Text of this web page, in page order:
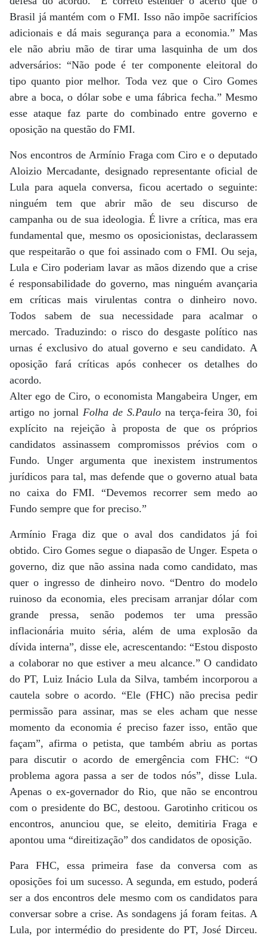
Brasil já mantém com o FMI. Isso não impõe sacrifícios
adicionais e dá mais segurança para a economia.” Mas
ele não abriu mão de tirar uma lasquinha de um dos
adversários: “Não pode é ter componente eleitoral do
tipo quanto pior melhor. Toda vez que o Ciro Gomes
abre a boca, o dólar sobe e uma fábrica fecha.” Mesmo
esse ataque faz parte do combinado entre governo e
oposição na questão do FMI.
Nos encontros de Armínio Fraga com Ciro e o deputado
Aloizio Mercadante, designado representante oficial de
Lula para aquela conversa, ficou acertado o seguinte:
ninguém tem que abrir mão de seu discurso de
campanha ou de sua ideologia. É livre a crítica, mas era
fundamental que, mesmo os oposicionistas, declarassem
que respeitarão o que foi assinado com o FMI. Ou seja,
Lula e Ciro poderiam lavar as mãos dizendo que a crise
é responsabilidade do governo, mas ninguém avançaria
em críticas mais virulentas contra o dinheiro novo.
Todos sabem de sua necessidade para acalmar o
mercado. Traduzindo: o risco do desgaste político nas
urnas é exclusivo do atual governo e seu candidato. A
oposição fará críticas após conhecer os detalhes do
acordo.
Alter ego de Ciro, o economista Mangabeira Unger, em
artigo no jornal Folha de S.Paulo na terça-feira 30, foi
explícito na rejeição à proposta de que os próprios
candidatos assinassem compromissos prévios com o
Fundo. Unger argumenta que inexistem instrumentos
jurídicos para tal, mas defende que o governo atual bata
no caixa do FMI. “Devemos recorrer sem medo ao
Fundo sempre que for preciso.”
Armínio Fraga diz que o aval dos candidatos já foi
obtido. Ciro Gomes segue o diapasão de Unger. Espeta o
governo, diz que não assina nada como candidato, mas
quer o ingresso de dinheiro novo. “Dentro do modelo
ruinoso da economia, eles precisam arranjar dólar com
grande pressa, senão podemos ter uma pressão
inflacionária muito séria, além de uma explosão da
dívida interna”, disse ele, acrescentando: “Estou disposto
a colaborar no que estiver a meu alcance.” O candidato
do PT, Luiz Inácio Lula da Silva, também incorporou a
cautela sobre o acordo. “Ele (FHC) não precisa pedir
permissão para assinar, mas se eles acham que nesse
momento da economia é preciso fazer isso, então que
façam”, afirma o petista, que também abriu as portas
para discutir o acordo de emergência com FHC: “O
problema agora passa a ser de todos nós”, disse Lula.
Apenas o ex-governador do Rio, que não se encontrou
com o presidente do BC, destoou. Garotinho criticou os
encontros, anunciou que, se eleito, demitiria Fraga e
apontou uma “direitização” dos candidatos de oposição.
Para FHC, essa primeira fase da conversa com as
oposições foi um sucesso. A segunda, em estudo, poderá
ser a dos encontros dele mesmo com os candidatos para
conversar sobre a crise. As sondagens já foram feitas. A
Lula, por intermédio do presidente do PT, José Dirceu.